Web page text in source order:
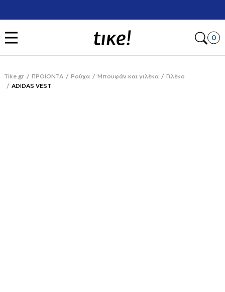
0
Tike.gr ΠΡΟΙΟΝΤΑ Ρούχα Μπουφάν και γιλέκα
Γιλέκο
ADIDAS VEST